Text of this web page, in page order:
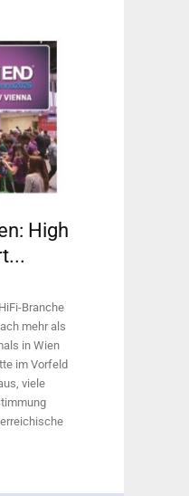
High
Branche
mehr als
in Wien
im Vorfeld
viele